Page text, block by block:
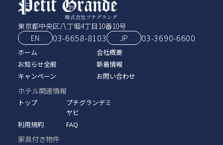
東京都中央区八丁堀4丁目10番10号
EN
03-6658-8103 JP 03‑3690‑6600
ホーム
会社概要
お知らせ全般
新着情報
キャンペーン
お問い合わせ
ホテル関連情報
トップ
プチグランデミ
ヤビ
利用規約
FAQ
家具付き物件